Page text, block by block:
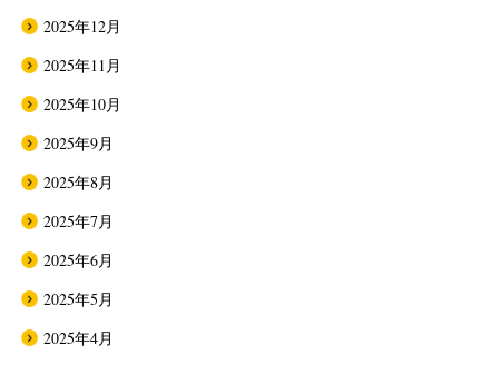
2025年12月
2025年11月
2025年10月
2025年9月
2025年8月
2025年7月
2025年6月
2025年5月
2025年4月